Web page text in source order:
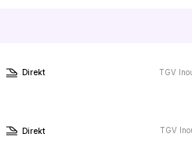
Direkt TGV
Direkt TGV